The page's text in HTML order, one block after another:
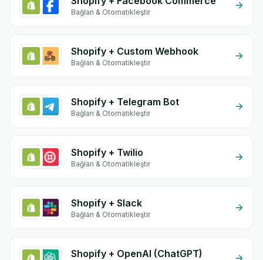
Bağlan & Otomatikleştir
Shopify + Custom Webhook
Bağlan & Otomatikleştir
Shopify + Telegram Bot
Bağlan & Otomatikleştir
Shopify + Twilio
Bağlan & Otomatikleştir
Shopify + Slack
Bağlan & Otomatikleştir
Shopify + OpenAI (ChatGPT)